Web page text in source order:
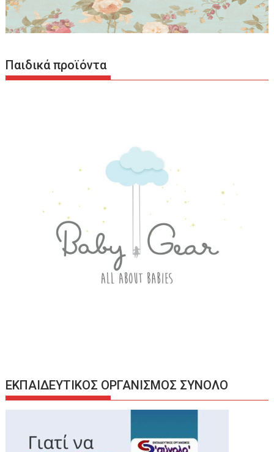
Παιδικά προϊόντα
ΕΚΠΑΙΔΕΥΤΙΚΟΣ ΟΡΓΑΝΙΣΜΟΣ ΣΥΝΟΛΟ